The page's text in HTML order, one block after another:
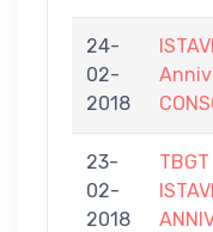
24-
02-
2018
23-
02-
2018